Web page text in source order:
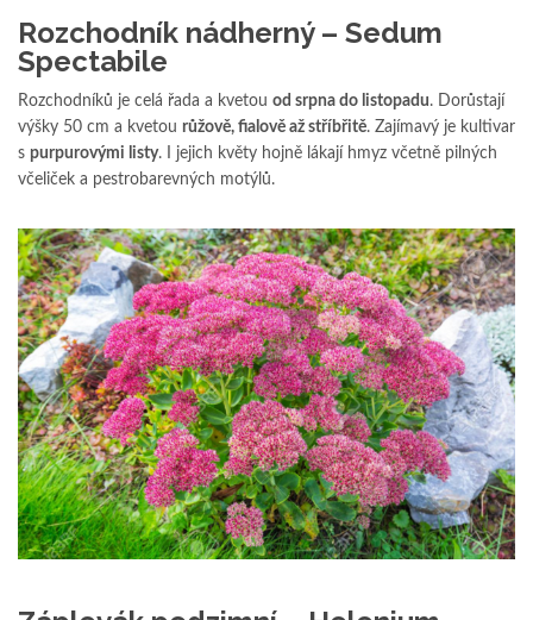
Rozchodník nádherný – Sedum
Spectabile
Rozchodníků je celá řada a kvetou od srpna do listopadu. Dorůstají
výšky 50 cm a kvetou růžově, fialově až stříbřitě. Zajímavý je kultivar
s purpurovými listy. I jejich květy hojně lákají hmyz včetně pilných
včeliček a pestrobarevných motýlů.